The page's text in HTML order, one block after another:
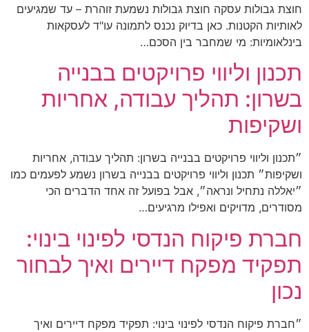
חוצת גבולות עסקה חוצת גבולות נשמעת זוהרת – עד שמגיעים
לאותיות הקטנות. כאן בדיוק נכנס לתמונה עו"ד לעסקאות
בינלאומיות: מי שמחבר בין הסכם…
תכנון וליווי פרויקטים בבנייה
בשרון: תהליך עבודה, אחריות
ושקיפות
״תכנון וליווי פרויקטים בבנייה בשרון: תהליך עבודה, אחריות
ושקיפות״ תכנון וליווי פרויקטים בבנייה בשרון נשמע לפעמים כמו
״יאללה נתחיל ונראה״, אבל בפועל זה אחד הדברים הכי
מסודרים, מדויקים ואפילו מרגיעים…
חברת פיקוח הנדסי לפינוי בינוי:
תפקיד מפקח דיירים ואיך לבחור
נכון
״חברת פיקוח הנדסי לפינוי בינוי: תפקיד מפקח דיירים ואיך